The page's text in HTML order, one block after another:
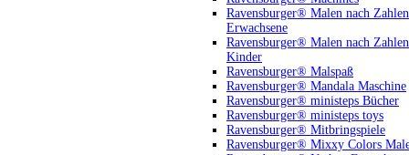
Ravensburger® Malen nach Zahlen
Erwachsene
Ravensburger® Malen nach Zahlen
Kinder
Ravensburger® Malspaß
Ravensburger® Mandala Maschine
Ravensburger® ministeps Bücher
Ravensburger® ministeps toys
Ravensburger® Mitbringspiele
Ravensburger® Mixxy Colors